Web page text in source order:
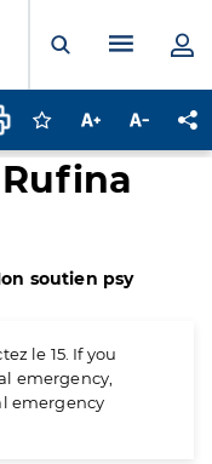
Ouvrir laMenu
Connectez-vous
Augmenter la
soutien psy
le 15. If you
emergency,
emergency